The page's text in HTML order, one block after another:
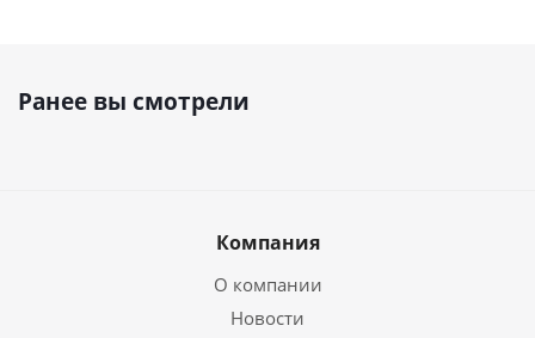
Ранее вы смотрели
Компания
О компании
Новости